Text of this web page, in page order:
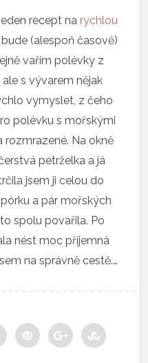
recept na rychlou
(alespoň časově)
vařím polévky z
s vývarem nějak
vymyslet, z čeho
polévku s mořskými
rozmrazené. Na okně
petrželka a já
jsem ji celou do
a pár mořských
spolu povařila. Po
nést moc příjemná
na správně cestě.…